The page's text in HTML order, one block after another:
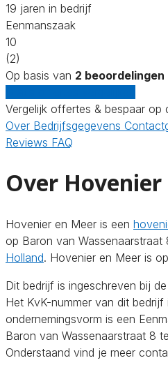
19 jaren in bedrijf
Eenmanszaak
10
(2)
Op basis van 2 beoordelingen
Vergelijk offertes & bespaar op
Over Bedrijfsgegevens
Reviews FAQ
Over
Hovenier en Meer is een
op Baron van Wassenaarstraat
Holland. Hovenier en Meer is
Dit bedrijf is ingeschreven bij
Het KvK-nummer van dit bedrijf
ondernemingsvorm is een
Baron van Wassenaarstraat 8
Onderstaand vind je meer